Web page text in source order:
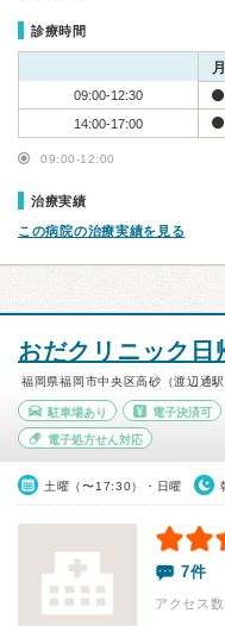
診療時間
月
09:00-12:30
14:00-17:00
09:00-12:00
治療実績
この病院の治療実績を見る
おだクリニック日
福岡県福岡市中央区高砂（渡辺通
駐車場あり 電子決済可
電子処方せん対応
土曜（〜17:30）・日曜
7件
アクセス